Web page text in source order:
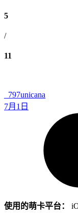
5
/
11
_797unicana
7月1日
使用的萌卡平台：